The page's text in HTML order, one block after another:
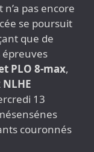
pas encore
se poursuit
que de
épreuves
PLO 8-max,
13
couronnés